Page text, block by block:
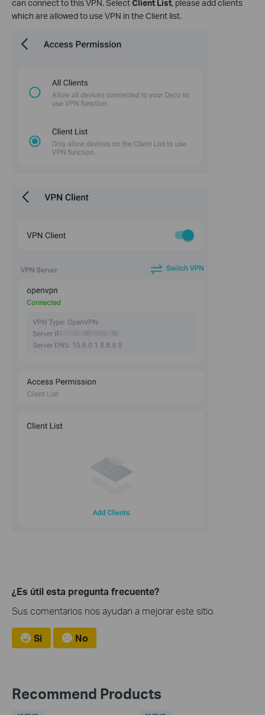
can connect to this VPN. SelectClient List, please add clients
which are allowed to use VPN in the Client list.
¿Es útil esta pregunta frecuente?
Sus comentarios nos ayudan a mejorar este sitio.
Si No
Recommend Products